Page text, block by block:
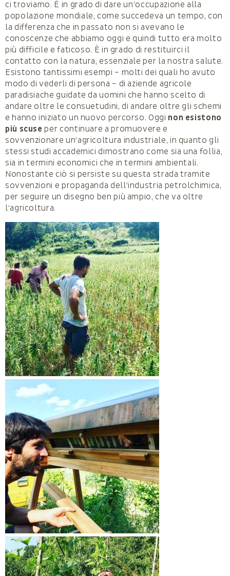
ci troviamo. È in grado di dare un’occupazione alla
popolazione mondiale, come succedeva un tempo, con
la differenza che in passato non si avevano le
conoscenze che abbiamo oggi e quindi tutto era molto
più difficile e faticoso. È in grado di restituirci il
contatto con la natura, essenziale per la nostra salute.
Esistono tantissimi esempi – molti dei quali ho avuto
modo di vederli di persona – di aziende agricole
paradisiache guidate da uomini che hanno scelto di
andare oltre le consuetudini, di andare oltre gli schemi
e hanno iniziato un nuovo percorso. Oggi non esistono
più scuse per continuare a promuovere e
sovvenzionare un’agricoltura industriale, in quanto gli
stessi studi accademici dimostrano come sia una follia,
sia in termini economici che in termini ambientali.
Nonostante ciò si persiste su questa strada tramite
sovvenzioni e propaganda dell’industria petrolchimica,
per seguire un disegno ben più ampio, che va oltre
l’agricoltura.